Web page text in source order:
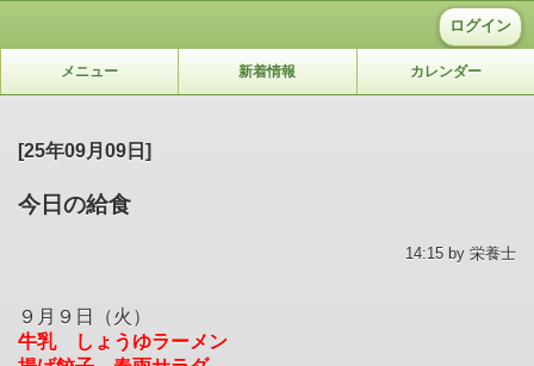
ログイン
メニュー 新着情報 カレンダー
[25年09月09日]
今日の給食
14:15 by 栄養士
９月９日（火）
牛乳 しょうゆラーメン